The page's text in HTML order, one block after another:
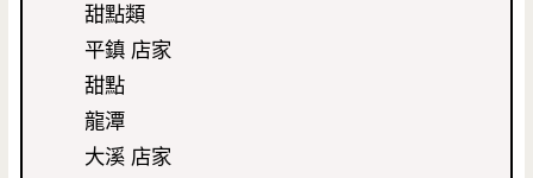
甜點類
平鎮 店家
甜點
龍潭
大溪 店家